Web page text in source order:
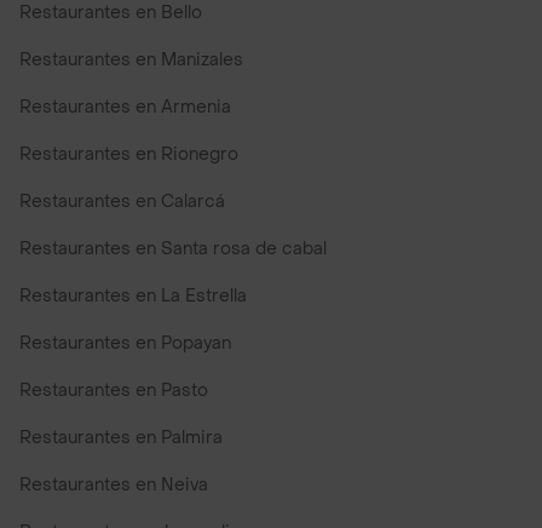
Restaurantes en Bello
Restaurantes en Manizales
Restaurantes en Armenia
Restaurantes en Rionegro
Restaurantes en Calarcá
Restaurantes en Santa rosa de cabal
Restaurantes en La Estrella
Restaurantes en Popayan
Restaurantes en Pasto
Restaurantes en Palmira
Restaurantes en Neiva